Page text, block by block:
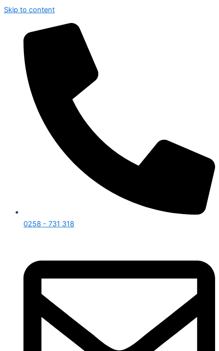
Skip to content
0258 - 731 318